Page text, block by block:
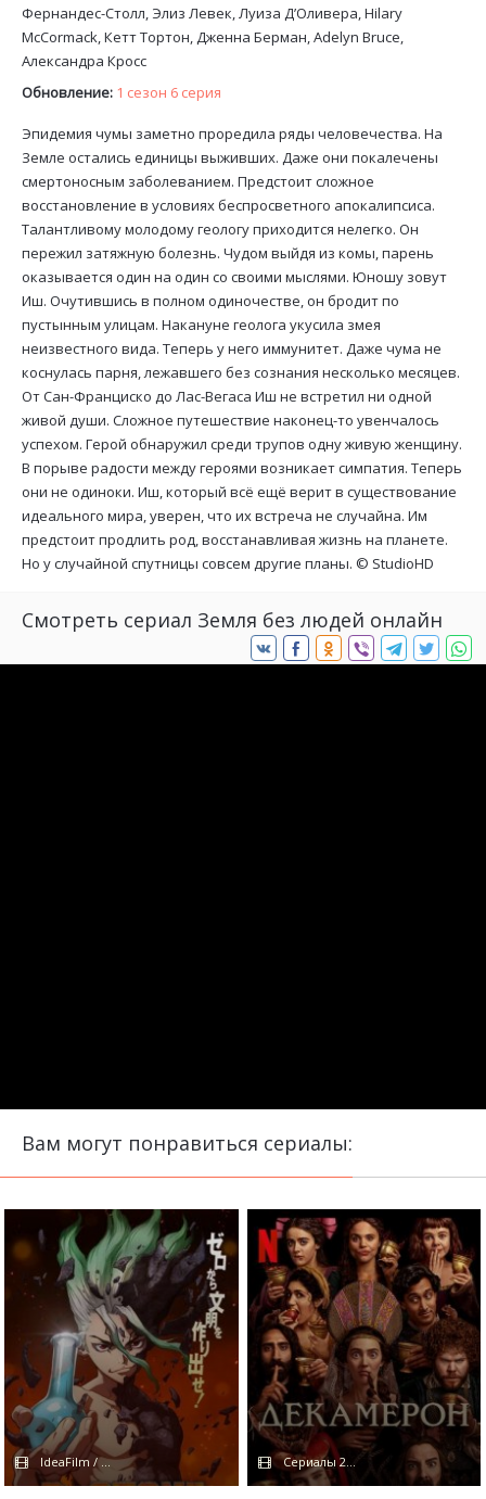
Фернандес-Столл, Элиз Левек, Луиза Д’Оливера, Hilary
McCormack, Кетт Тортон, Дженна Берман, Adelyn Bruce,
Александра Кросс
Обновление: 1 сезон 6 серия
Эпидемия чумы заметно проредила ряды человечества. На
Земле остались единицы выживших. Даже они покалечены
смертоносным заболеванием. Предстоит сложное
восстановление в условиях беспросветного апокалипсиса.
Талантливому молодому геологу приходится нелегко. Он
пережил затяжную болезнь. Чудом выйдя из комы, парень
оказывается один на один со своими мыслями. Юношу зовут
Иш. Очутившись в полном одиночестве, он бродит по
пустынным улицам. Накануне геолога укусила змея
неизвестного вида. Теперь у него иммунитет. Даже чума не
коснулась парня, лежавшего без сознания несколько месяцев.
От Сан-Франциско до Лас-Вегаса Иш не встретил ни одной
живой души. Сложное путешествие наконец-то увенчалось
успехом. Герой обнаружил среди трупов одну живую женщину.
В порыве радости между героями возникает симпатия. Теперь
они не одиноки. Иш, который всё ещё верит в существование
идеального мира, уверен, что их встреча не случайна. Им
предстоит продлить род, восстанавливая жизнь на планете.
Но у случайной спутницы совсем другие планы. © StudioHD
Смотреть сериал Земля без людей онлайн
Вам могут понравиться сериалы:
IdeaFilm / Coldfilm Сериалы 2024 / TVShows /